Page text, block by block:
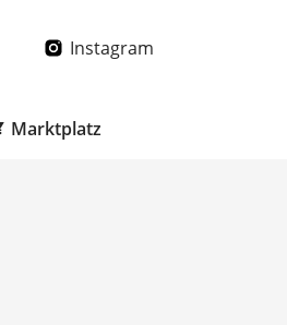
Instagram
Marktplatz